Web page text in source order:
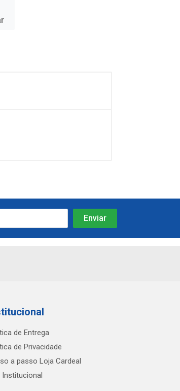
de Entrega
de Privacidade
a passo Loja Cardeal
Institucional